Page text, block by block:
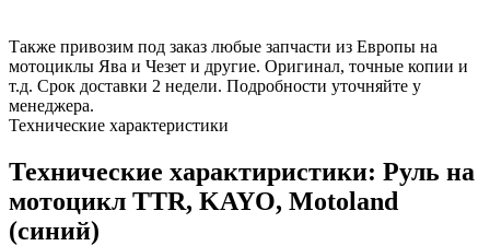
Также привозим под заказ любые запчасти из Европы на
мотоциклы Ява и Чезет и другие. Оригинал, точные копии и
т.д. Срок доставки 2 недели. Подробности уточняйте у
менеджера.
Технические характеристики
Технические характиристики: Руль на
мотоцикл TTR, KAYO, Motoland
(синий)